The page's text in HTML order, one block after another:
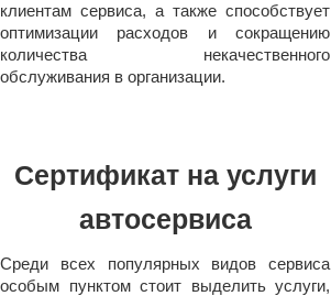
клиентам сервиса, а также способствует
оптимизации расходов и сокращению
количества некачественного
обслуживания в организации.
Сертификат на услуги
автосервиса
Среди всех популярных видов сервиса
особым пунктом стоит выделить услуги,